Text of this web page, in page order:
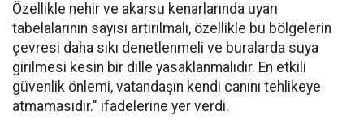
Özellikle nehir ve akarsu kenarlarında uyarı
tabelalarının sayısı artırılmalı, özellikle bu bölgelerin
çevresi daha sıkı denetlenmeli ve buralarda suya
girilmesi kesin bir dille yasaklanmalıdır. En etkili
güvenlik önlemi, vatandaşın kendi canını tehlikeye
atmamasıdır." ifadelerine yer verdi.